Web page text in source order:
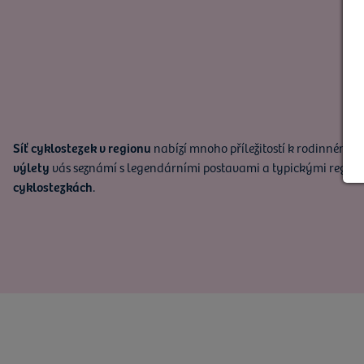
Síť cyklostezek v regionu nabízí mnoho příležitostí k rodinnému
výlety vás seznámí s legendárními postavami a typickými
cyklostezkách.